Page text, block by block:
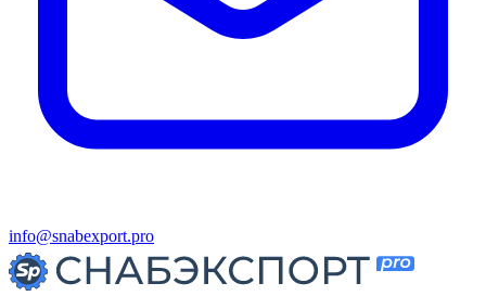
info@snabexport.pro